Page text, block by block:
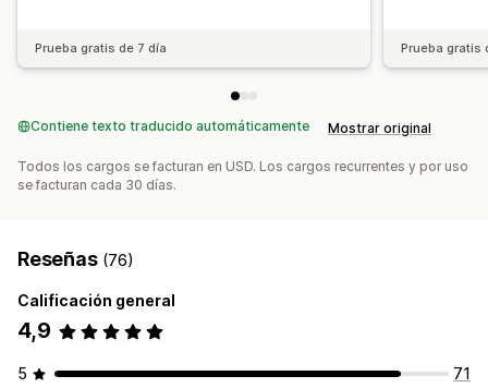
Prueba gratis de 7 día Prueba gratis
Contiene texto traducido automáticamente Mostrar original
Todos los cargos se facturan en USD. Los cargos recurrentes y por uso
se facturan cada 30 días.
Reseñas (76)
Calificación general
4,9
5
71